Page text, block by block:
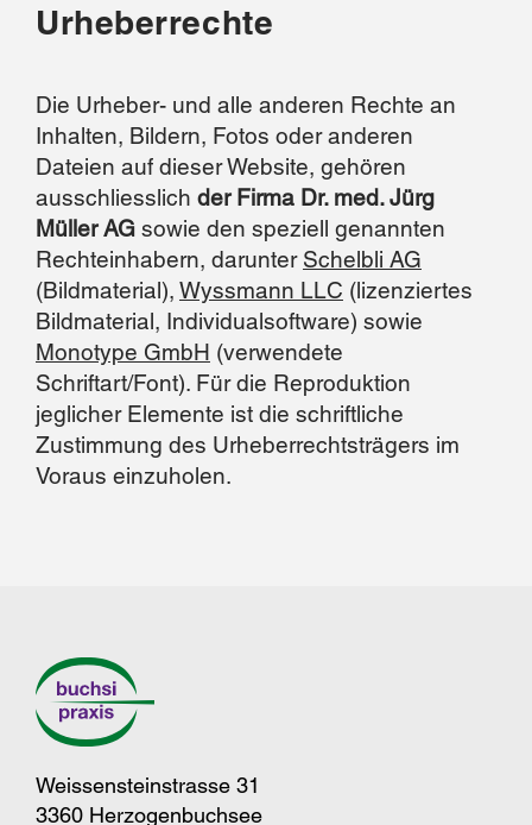
Urheberrechte
Die Urheber- und alle anderen Rechte an
Inhalten, Bildern, Fotos oder anderen
Dateien auf dieser Website, gehören
ausschliesslich der Firma Dr. med. Jürg
Müller AGsowie den speziell genannten
Rechteinhabern, darunter Schelbli AG
(Bildmaterial), Wyssmann LLC (lizenziertes
Bildmaterial, Individualsoftware) sowie
Monotype GmbH (verwendete
Schriftart/Font). Für die Reproduktion
jeglicher Elemente ist die schriftliche
Zustimmung des Urheberrechtsträgers im
Voraus einzuholen.
Weissensteinstrasse 31
3360 Herzogenbuchsee